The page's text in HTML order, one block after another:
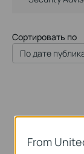
Сортировать по
По дате
From